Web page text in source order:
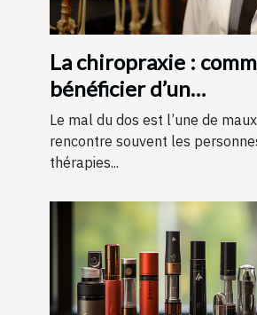
La chiropraxie :
bénéficier d’un
remboursement ?
Le mal du dos est l’une de
rencontre souvent les
thérapies...